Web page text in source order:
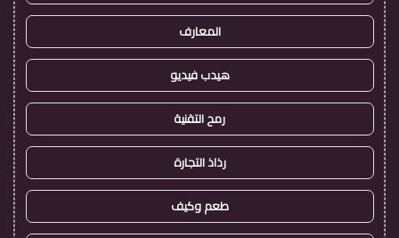
المعارف
هيدب فيديو
رمح التقنية
رذاذ التجارة
طعم وكيف